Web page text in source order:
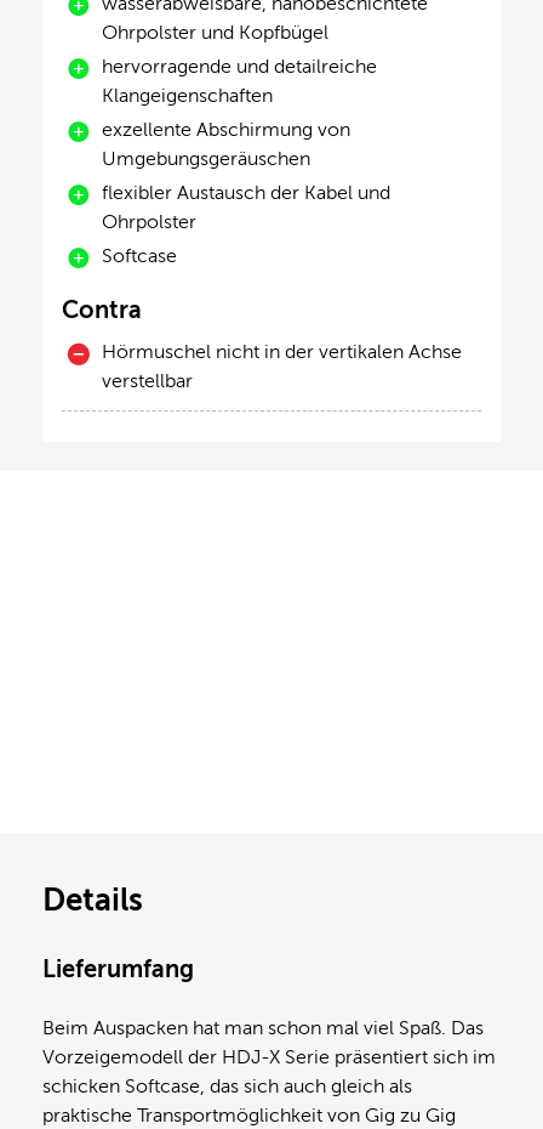
Ohrpolster und Kopfbügel
hervorragende und detailreiche
Klangeigenschaften
exzellente Abschirmung von
Umgebungsgeräuschen
flexibler Austausch der Kabel und
Ohrpolster
Softcase
Contra
Hörmuschel nicht in der vertikalen Achse
verstellbar
Details
Lieferumfang
Beim Auspacken hat man schon mal viel Spaß. Das
Vorzeigemodell der HDJ-X Serie präsentiert sich im
schicken Softcase, das sich auch gleich als
praktische Transportmöglichkeit von Gig zu Gig